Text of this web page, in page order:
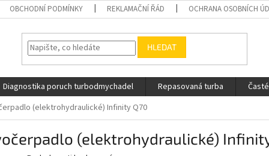
OBCHODNÍ PODMÍNKY REKLAMAČNÍ ŘÁD OCHRANA OSOBNÍCH
HLEDAT
Diagnostika poruch turbodmychadel Repasovaná turba
(elektrohydraulické) Infinity Q70
(elektrohydraulické)